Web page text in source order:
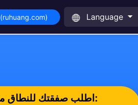
شراء هذا النطاق (ruhuang.com) Language
اطلب صفقتك للنطاق